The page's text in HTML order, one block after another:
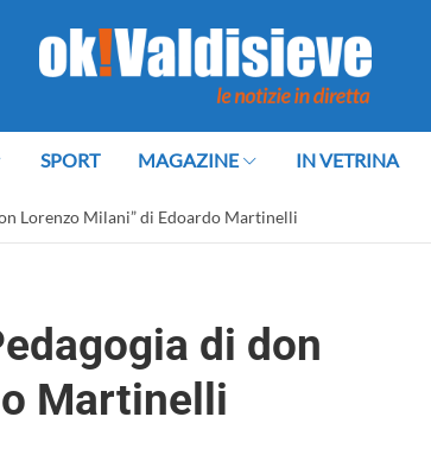
SPORT MAGAZINE IN VETRINA
Lorenzo Milani” di Edoardo Martinelli
di don
Martinelli